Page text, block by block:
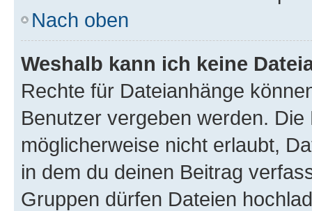
Nach oben
Weshalb kann ich keine
Rechte für Dateianhänge
Benutzer vergeben werden.
möglicherweise nicht erlaubt,
in dem du deinen Beitrag
Gruppen dürfen Dateien